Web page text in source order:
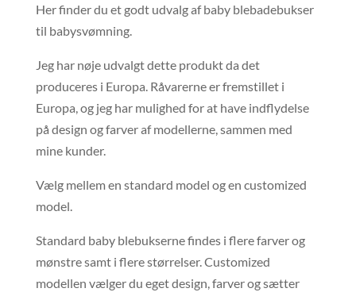
Her finder du et godt udvalg af baby blebadebukser
til babysvømning.
Jeg har nøje udvalgt dette produkt da det
produceres i Europa. Råvarerne er fremstillet i
Europa, og jeg har mulighed for at have indflydelse
på design og farver af modellerne, sammen med
mine kunder.
Vælg mellem en standard model og en customized
model.
Standard baby blebukserne findes i flere farver og
mønstre samt i flere størrelser. Customized
modellen vælger du eget design, farver og sætter